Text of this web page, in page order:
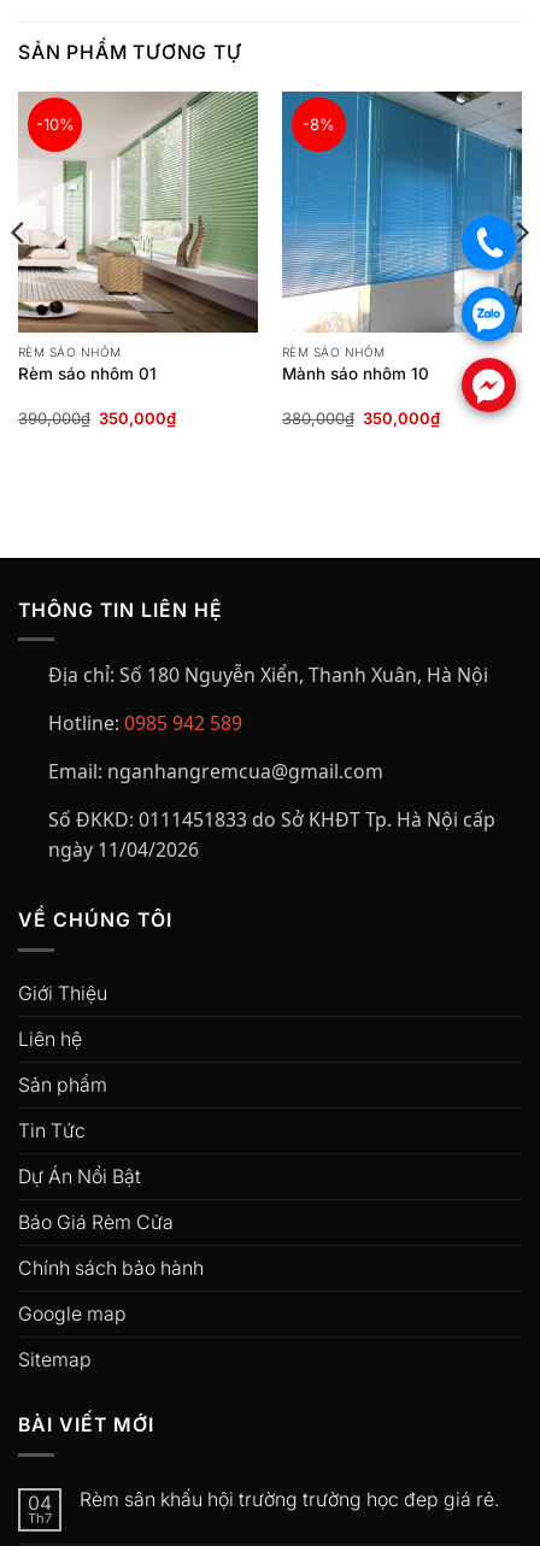
SẢN PHẨM TƯƠNG TỰ
-10%
RÈM SÁO NHÔM
Rèm sáo nhôm 01
390,000₫ Giá
350,000₫Giá
hiện
-8%
RÈM SÁO NHÔM
Mành sáo nhôm 10
380,000₫ Giá
350,000₫Giá
hiện
THÔNG TIN LIÊN HỆ
Địa chỉ: Số 180 Nguyễn Xiển, Thanh Xuân, Hà Nội
Hotline: 0985 942 589
Email: nganhangremcua@gmail.com
Số ĐKKD: 0111451833 do Sở KHĐT Tp. Hà Nội cấp
ngày 11/04/2026
VỀ CHÚNG TÔI
Giới Thiệu
Liên hệ
Sản phẩm
Tin Tức
Dự Án Nổi Bật
Báo Giá Rèm Cửa
Chính sách bảo hành
Google map
Sitemap
BÀI VIẾT MỚI
04
Th7
Rèm sân khấu hội trường trường học đep giá rẻ.
.
.
.